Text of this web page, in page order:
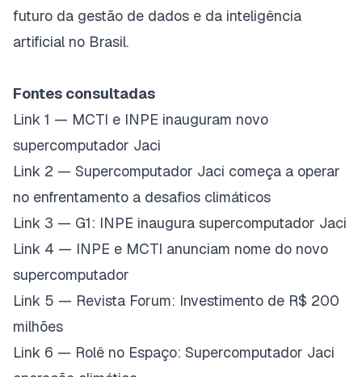
futuro da gestão de dados e da inteligência
artificial no Brasil.
Fontes consultadas
Link 1 — MCTI e INPE inauguram novo
supercomputador Jaci
Link 2 — Supercomputador Jaci começa a operar
no enfrentamento a desafios climáticos
Link 3 — G1: INPE inaugura supercomputador Jaci
Link 4 — INPE e MCTI anunciam nome do novo
supercomputador
Link 5 — Revista Forum: Investimento de R$ 200
milhões
Link 6 — Rolê no Espaço: Supercomputador Jaci